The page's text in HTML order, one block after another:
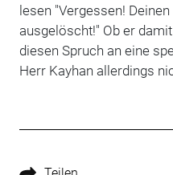
lesen "Vergessen!
ausgelöscht!" Ob er
diesen Spruch an eine
Herr Kayhan allerdings